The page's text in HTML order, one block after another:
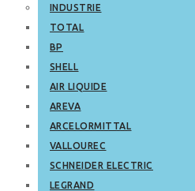
INDUSTRIE
TOTAL
BP
SHELL
AIR LIQUIDE
AREVA
ARCELORMITTAL
VALLOUREC
SCHNEIDER ELECTRIC
LEGRAND